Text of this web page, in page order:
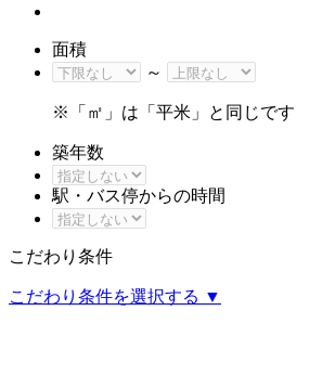
面積
～
※「㎡」は「平米」と同じです
築年数
駅・バス停からの時間
こだわり条件
こだわり条件を選択する ▼